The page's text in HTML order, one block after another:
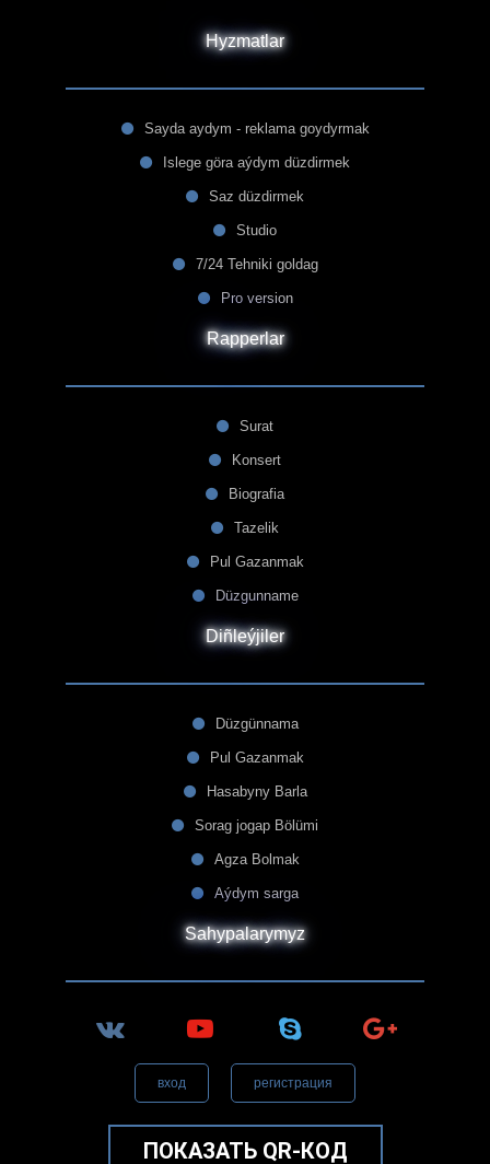
Hyzmatlar
Sayda aydym - reklama goydyrmak
Islege göra aýdym düzdirmek
Saz düzdirmek
Studio
7/24 Tehniki goldag
Pro version
Rapperlar
Surat
Konsert
Biografia
Tazelik
Pul Gazanmak
Düzgunname
Diñleýjiler
Düzgünnama
Pul Gazanmak
Hasabyny Barla
Sorag jogap Bölümi
Agza Bolmak
Aýdym sarga
Sahypalarymyz
вход регистрация
ПОКАЗАТЬ QR-КОД